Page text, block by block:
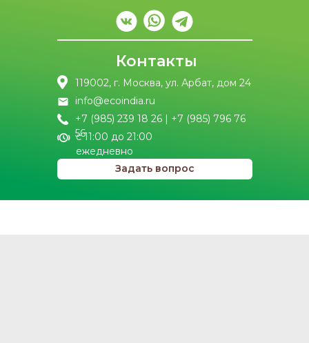
Контакты
119002, г. Москва, ул. Арбат, дом 24
info@ecoindia.ru
Задать вопрос
с 11:00 до 21:00
ежедневно
+7 (985) 239 18 26 | +7 (985) 796 76
56